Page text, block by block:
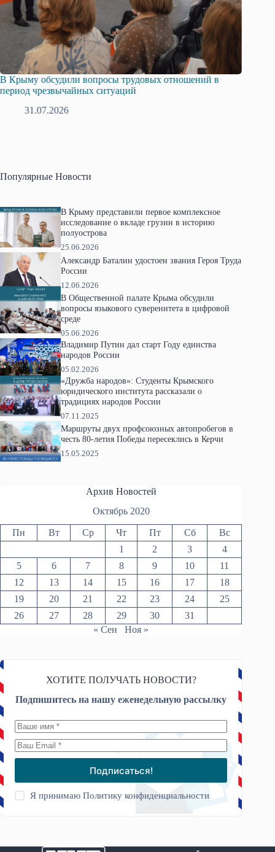
В Крыму обсудили вопросы трудовых отношений в
период чрезвычайных ситуаций
31.07.2026
Популярные Новости
В Крыму представили первое комплексное
исследование о вкладе грузин в историю
полуострова
25.06.2026
Александр Баталин удостоен звания Героя Труда
России
12.06.2026
В Общественной палате Крыма обсудили
вопросы языкового суверенитета в цифровой
среде
05.06.2026
Владимир Путин дал старт Году единства
народов России
05.02.2026
«Дружба народов»: Студенты Крымского
юридического института рассказали о
традициях народов России
07.11.2025
Маршруты двух профсоюзных автопробегов в
честь 80-летия Победы пересеклись в Керчи
15.05.2025
Архив Новостей
Октябрь 2020
Пн Вт Ср Чт Пт Сб
Вс
1
2 3
4
5
6 7 8 9 10
11
12
13 14 15 16 17
18
19
20 21 22 23 24
25
26
27 28 29 30
31
« Сен
Ноя »
ХОТИТЕ ПОЛУЧАТЬ НОВОСТИ?
Подпишитесь на нашу еженедельную рассылку
Подписаться!
Я принимаюПолитику конфиденциальности